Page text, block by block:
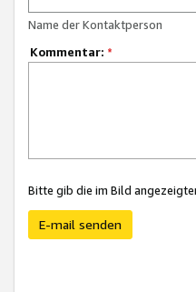
Name der Kontaktperson
Kommentar: *
Bitte gib die im Bild
E-mail senden